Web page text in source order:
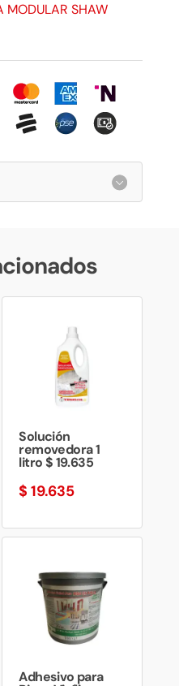
SHAW
Solución
removedora 1
litro $ 19.635
$ 19.635
Adhesivo para